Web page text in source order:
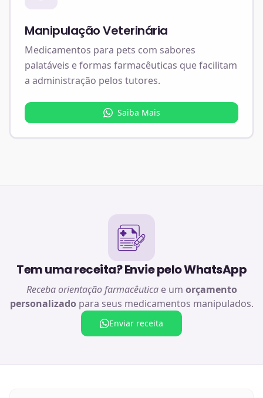
Manipulação Veterinária
Medicamentos para pets com sabores
palatáveis e formas farmacêuticas que facilitam
a administração pelos tutores.
Saiba Mais
Tem uma receita? Envie pelo WhatsApp
Receba orientação farmacêuticae um orçamento
personalizado para seus medicamentos manipulados.
Enviar receita